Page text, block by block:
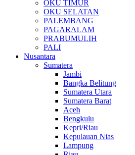
OKU TIMUR
OKU SELATAN
PALEMBANG
PAGARALAM
PRABUMULIH
PALI
Nusantara
Sumatera
Jambi
Bangka Belitung
Sumatera Utara
Sumatera Barat
Aceh
Bengkulu
Kepri/Riau
Kepulauan Nias
Lampung